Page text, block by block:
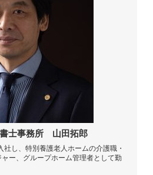
士事務所山田拓郎
し、特別養護老人ホームの介護職・
ー、グループホーム管理者として勤